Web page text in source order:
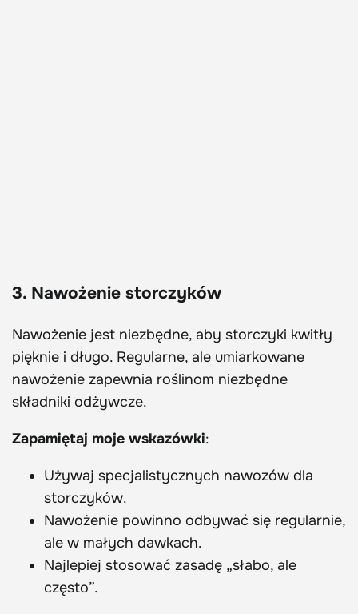
3. Nawożenie storczyków
Nawożenie jest niezbędne, aby storczyki kwitły
pięknie i długo. Regularne, ale umiarkowane
nawożenie zapewnia roślinom niezbędne
składniki odżywcze.
Zapamiętaj moje wskazówki:
Używaj specjalistycznych nawozów dla
storczyków.
Nawożenie powinno odbywać się regularnie,
ale w małych dawkach.
Najlepiej stosować zasadę „słabo, ale
często”.